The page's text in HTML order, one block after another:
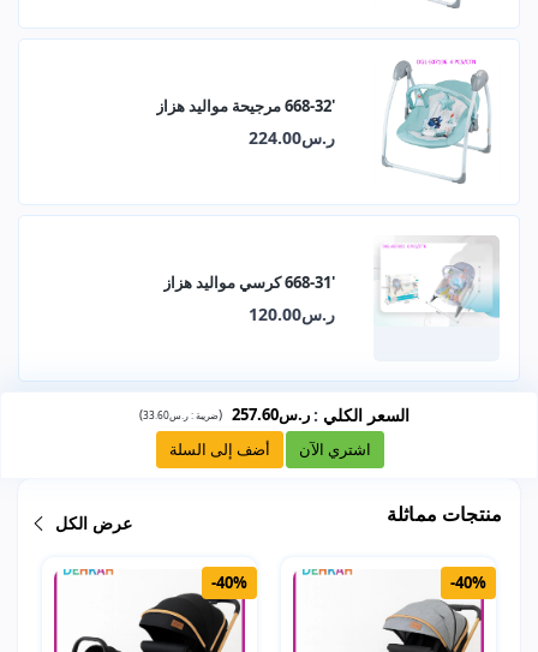
'668-32 مرجيحة مواليد هزاز
ر.س224.00
'668-31 كرسي مواليد هزاز
ر.س120.00
السعر الكلي : ر.س257.60 (ضريبة :ر.س33.60 )
اشتري الآن أضف إلى السلة
منتجات مماثلة عرض الكل
-40%
-40%